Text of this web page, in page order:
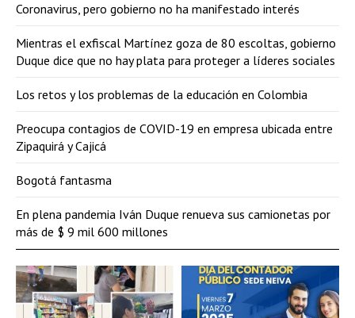
Coronavirus, pero gobierno no ha manifestado interés
Mientras el exfiscal Martínez goza de 80 escoltas, gobierno
Duque dice que no hay plata para proteger a líderes sociales
Los retos y los problemas de la educación en Colombia
Preocupa contagios de COVID-19 en empresa ubicada entre
Zipaquirá y Cajicá
Bogotá fantasma
En plena pandemia Iván Duque renueva sus camionetas por
más de $ 9 mil 600 millones